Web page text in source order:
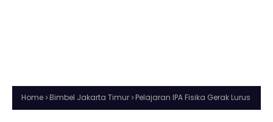
Home Bimbel Jakarta Timur Pelajaran IPA Fisika Gerak Lurus